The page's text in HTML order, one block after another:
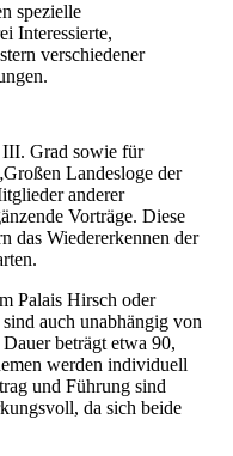
spezielle
Interessierte,
verschiedener
III. Grad sowie für
Landesloge der
anderer
Vorträge. Diese
das Wiedererkennen der
Palais Hirsch oder
auch unabhängig von
beträgt etwa 90,
werden individuell
und Führung sind
da sich beide